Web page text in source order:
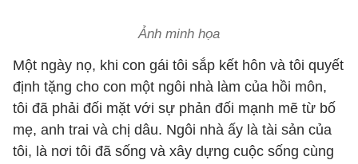
Ảnh minh họa
Một ngày nọ, khi con gái tôi sắp kết hôn và tôi quyết
định tặng cho con một ngôi nhà làm của hồi môn,
tôi đã phải đối mặt với sự phản đối mạnh mẽ từ bố
mẹ, anh trai và chị dâu. Ngôi nhà ấy là tài sản của
tôi, là nơi tôi đã sống và xây dựng cuộc sống cùng